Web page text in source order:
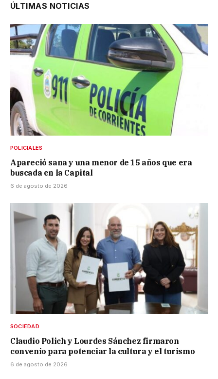
ÚLTIMAS NOTICIAS
POLICIALES
Apareció sana y una menor de 15 años que era
buscada en la Capital
6 de agosto de 2026
SOCIEDAD
Claudio Polich y Lourdes Sánchez firmaron
convenio para potenciar la cultura y el turismo
6 de agosto de 2026